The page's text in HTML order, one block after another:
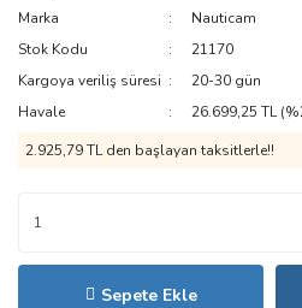
Marka
Nauticam
Stok Kodu
21170
Kargoya veriliş süresi
20-30 gün
Havale
26.699,25 TL
2.925,79 TL den başlayan taksitlerle!!
Sepete Ekle